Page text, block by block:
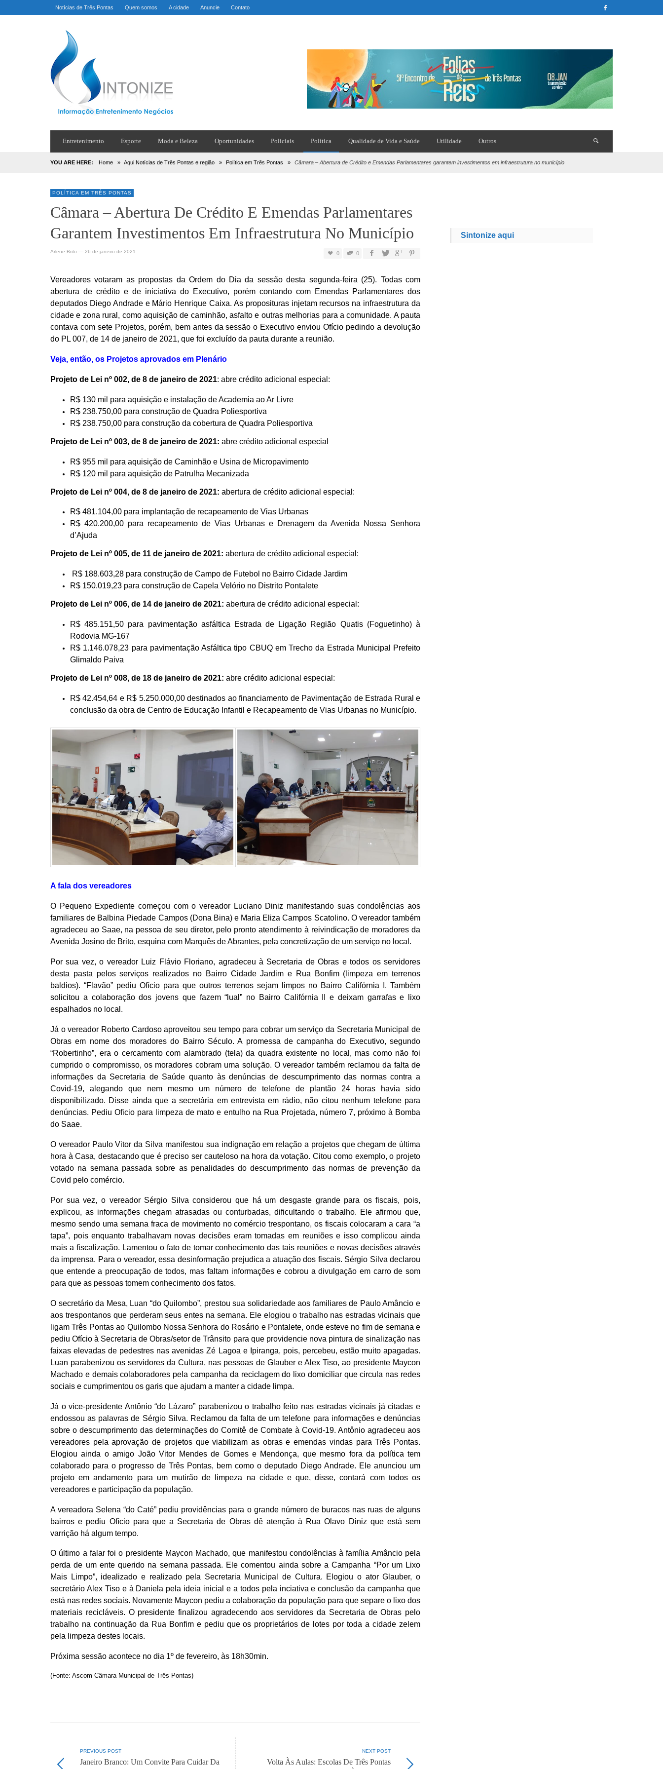
Notícias de Três Pontas Quem somos A cidade Anuncie Contato
Entretenimento Esporte Moda e Beleza Oportunidades Policiais Política Qualidade de Vida e Saúde Utilidade Outros
YOU ARE HERE: Home » Aqui Notícias de Três Pontas e região » Política em Três Pontas » Câmara – Abertura de Crédito e Emendas Parlamentares garantem investimentos em infraestrutura no município
POLÍTICA EM TRÊS PONTAS
Câmara – Abertura De Crédito E Emendas Parlamentares
Garantem Investimentos Em Infraestrutura No Município
Arlene Brito — 26 de janeiro de 2021 0 0
Vereadores votaram as propostas da Ordem do Dia da sessão desta segunda-feira (25). Todas com
abertura de crédito e de iniciativa do Executivo, porém contando com Emendas Parlamentares dos
deputados Diego Andrade e Mário Henrique Caixa. As proposituras injetam recursos na infraestrutura da
cidade e zona rural, como aquisição de caminhão, asfalto e outras melhorias para a comunidade. A pauta
contava com sete Projetos, porém, bem antes da sessão o Executivo enviou Ofício pedindo a devolução
do PL 007, de 14 de janeiro de 2021, que foi excluído da pauta durante a reunião.
Veja, então, os Projetos aprovados em Plenário
Projeto de Lei nº 002, de 8 de janeiro de 2021: abre crédito adicional especial:
R$ 130 mil para aquisição e instalação de Academia ao Ar Livre
R$ 238.750,00 para construção de Quadra Poliesportiva
R$ 238.750,00 para construção da cobertura de Quadra Poliesportiva
Projeto de Lei nº 003, de 8 de janeiro de 2021: abre crédito adicional especial
R$ 955 mil para aquisição de Caminhão e Usina de Micropavimento
R$ 120 mil para aquisição de Patrulha Mecanizada
Projeto de Lei nº 004, de 8 de janeiro de 2021: abertura de crédito adicional especial:
R$ 481.104,00 para implantação de recapeamento de Vias Urbanas
R$ 420.200,00 para recapeamento de Vias Urbanas e Drenagem da Avenida Nossa Senhora
d’Ajuda
Projeto de Lei nº 005, de 11 de janeiro de 2021: abertura de crédito adicional especial:
R$ 188.603,28 para construção de Campo de Futebol no Bairro Cidade Jardim
R$ 150.019,23 para construção de Capela Velório no Distrito Pontalete
Projeto de Lei nº 006, de 14 de janeiro de 2021: abertura de crédito adicional especial:
R$ 485.151,50 para pavimentação asfáltica Estrada de Ligação Região Quatis (Foguetinho) à
Rodovia MG-167
R$ 1.146.078,23 para pavimentação Asfáltica tipo CBUQ em Trecho da Estrada Municipal Prefeito
Glimaldo Paiva
Projeto de Lei nº 008, de 18 de janeiro de 2021: abre crédito adicional especial:
R$ 42.454,64 e R$ 5.250.000,00 destinados ao financiamento de Pavimentação de Estrada Rural e
conclusão da obra de Centro de Educação Infantil e Recapeamento de Vias Urbanas no Município.
A fala dos vereadores
O Pequeno Expediente começou com o vereador Luciano Diniz manifestando suas condolências aos
familiares de Balbina Piedade Campos (Dona Bina) e Maria Eliza Campos Scatolino. O vereador também
agradeceu ao Saae, na pessoa de seu diretor, pelo pronto atendimento à reivindicação de moradores da
Avenida Josino de Brito, esquina com Marquês de Abrantes, pela concretização de um serviço no local.
Por sua vez, o vereador Luiz Flávio Floriano, agradeceu à Secretaria de Obras e todos os servidores
desta pasta pelos serviços realizados no Bairro Cidade Jardim e Rua Bonfim (limpeza em terrenos
baldios). “Flavão” pediu Ofício para que outros terrenos sejam limpos no Bairro Califórnia I. Também
solicitou a colaboração dos jovens que fazem “lual” no Bairro Califórnia II e deixam garrafas e lixo
espalhados no local.
Já o vereador Roberto Cardoso aproveitou seu tempo para cobrar um serviço da Secretaria Municipal de
Obras em nome dos moradores do Bairro Século. A promessa de campanha do Executivo, segundo
“Robertinho”, era o cercamento com alambrado (tela) da quadra existente no local, mas como não foi
cumprido o compromisso, os moradores cobram uma solução. O vereador também reclamou da falta de
informações da Secretaria de Saúde quanto às denúncias de descumprimento das normas contra a
Covid-19, alegando que nem mesmo um número de telefone de plantão 24 horas havia sido
disponibilizado. Disse ainda que a secretária em entrevista em rádio, não citou nenhum telefone para
denúncias. Pediu Oficio para limpeza de mato e entulho na Rua Projetada, número 7, próximo à Bomba
do Saae.
O vereador Paulo Vitor da Silva manifestou sua indignação em relação a projetos que chegam de última
hora à Casa, destacando que é preciso ser cauteloso na hora da votação. Citou como exemplo, o projeto
votado na semana passada sobre as penalidades do descumprimento das normas de prevenção da
Covid pelo comércio.
Por sua vez, o vereador Sérgio Silva considerou que há um desgaste grande para os fiscais, pois,
explicou, as informações chegam atrasadas ou conturbadas, dificultando o trabalho. Ele afirmou que,
mesmo sendo uma semana fraca de movimento no comércio trespontano, os fiscais colocaram a cara “a
tapa”, pois enquanto trabalhavam novas decisões eram tomadas em reuniões e isso complicou ainda
mais a fiscalização. Lamentou o fato de tomar conhecimento das tais reuniões e novas decisões através
da imprensa. Para o vereador, essa desinformação prejudica a atuação dos fiscais. Sérgio Silva declarou
que entende a preocupação de todos, mas faltam informações e cobrou a divulgação em carro de som
para que as pessoas tomem conhecimento dos fatos.
O secretário da Mesa, Luan “do Quilombo”, prestou sua solidariedade aos familiares de Paulo Amâncio e
aos trespontanos que perderam seus entes na semana. Ele elogiou o trabalho nas estradas vicinais que
ligam Três Pontas ao Quilombo Nossa Senhora do Rosário e Pontalete, onde esteve no fim de semana e
pediu Ofício à Secretaria de Obras/setor de Trânsito para que providencie nova pintura de sinalização nas
faixas elevadas de pedestres nas avenidas Zé Lagoa e Ipiranga, pois, percebeu, estão muito apagadas.
Luan parabenizou os servidores da Cultura, nas pessoas de Glauber e Alex Tiso, ao presidente Maycon
Machado e demais colaboradores pela campanha da reciclagem do lixo domiciliar que circula nas redes
sociais e cumprimentou os garis que ajudam a manter a cidade limpa.
Já o vice-presidente Antônio “do Lázaro” parabenizou o trabalho feito nas estradas vicinais já citadas e
endossou as palavras de Sérgio Silva. Reclamou da falta de um telefone para informações e denúncias
sobre o descumprimento das determinações do Comitê de Combate à Covid-19. Antônio agradeceu aos
vereadores pela aprovação de projetos que viabilizam as obras e emendas vindas para Três Pontas.
Elogiou ainda o amigo João Vitor Mendes de Gomes e Mendonça, que mesmo fora da política tem
colaborado para o progresso de Três Pontas, bem como o deputado Diego Andrade. Ele anunciou um
projeto em andamento para um mutirão de limpeza na cidade e que, disse, contará com todos os
vereadores e participação da população.
A vereadora Selena “do Caté” pediu providências para o grande número de buracos nas ruas de alguns
bairros e pediu Ofício para que a Secretaria de Obras dê atenção à Rua Olavo Diniz que está sem
varrição há algum tempo.
O último a falar foi o presidente Maycon Machado, que manifestou condolências à família Amâncio pela
perda de um ente querido na semana passada. Ele comentou ainda sobre a Campanha “Por um Lixo
Mais Limpo”, idealizado e realizado pela Secretaria Municipal de Cultura. Elogiou o ator Glauber, o
secretário Alex Tiso e à Daniela pela ideia inicial e a todos pela inciativa e conclusão da campanha que
está nas redes sociais. Novamente Maycon pediu a colaboração da população para que separe o lixo dos
materiais recicláveis. O presidente finalizou agradecendo aos servidores da Secretaria de Obras pelo
trabalho na continuação da Rua Bonfim e pediu que os proprietários de lotes por toda a cidade zelem
pela limpeza destes locais.
Próxima sessão acontece no dia 1º de fevereiro, às 18h30min.
(Fonte: Ascom Câmara Municipal de Três Pontas)
PREVIOUS POST
Janeiro Branco: Um Convite Para Cuidar Da
NEXT POST
Volta Às Aulas: Escolas De Três Pontas
Sintonize aqui